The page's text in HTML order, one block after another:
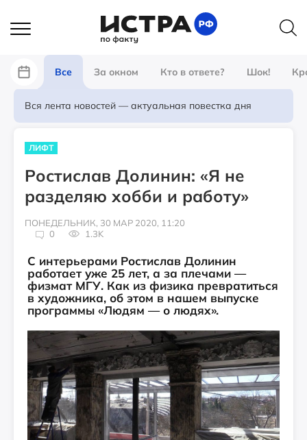
Все За окном Кто в ответе? Шок!
Вся лента новостей — актуальная повестка дня
ЛИФТ
Ростислав Долинин: «Я не
разделяю хобби и работу»
ПОНЕДЕЛЬНИК, 30 МАР 2020, 11:20
0
1.3K
С интерьерами Ростислав Долинин
работает уже 25 лет, а за плечами —
физмат МГУ. Как из физика превратиться
в художника, об этом в нашем выпуске
программы «Людям — о людях».